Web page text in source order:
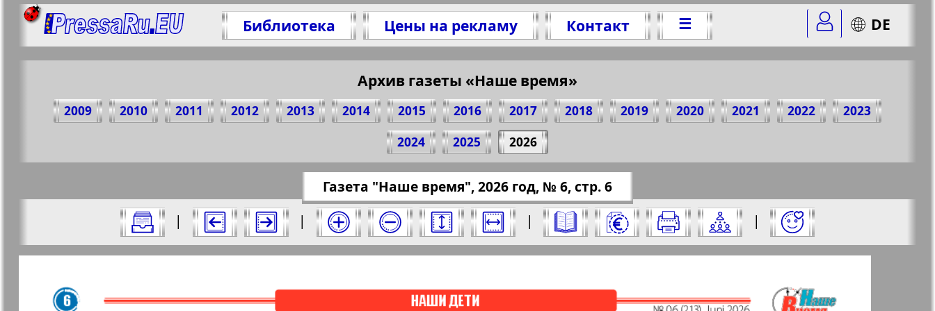
Библиотека Цены на рекламу Контакт ☰ DE
Архив газеты «Наше время»
2009 2010 2011 2012 2013 2014 2015 2016 2017 2018 2019 2020 2021 2022
2023
2024
2025 2026
Все номера газеты "Наше время" за 2026 год. Выберите номер и нажмите на него:
Газета "Наше время", 2026 год, № 6, стр. 6
|
| | |
Страницы газеты "Наше время". Номер: 6, 2026 год. Выберите страницу и нажмите на нее:
Отправить
Поделитесь 6 стр. газеты "Наше время", № 6, 2026 г.
(Нажмите, чтобы скопировать ссылку)
https://pressaru.eu/?pub=nasche-wremja&god=2026&nomer=6&str=6